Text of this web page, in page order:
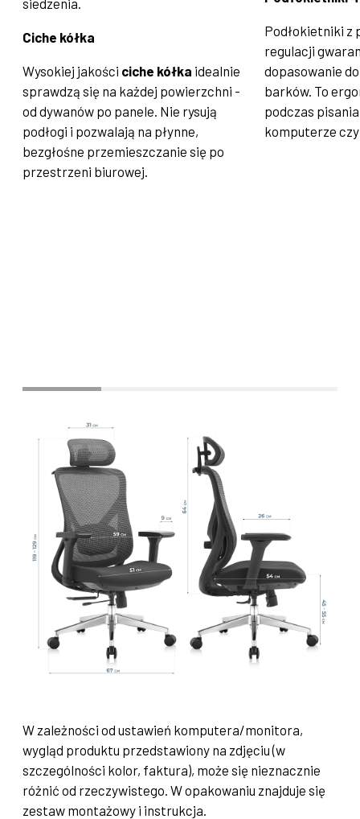
Ciche kółka
Wysokiej jakości ciche kółka idealnie
sprawdzą się na każdej powierzchni -
od dywanów po panele. Nie rysują
podłogi i pozwalają na płynne,
bezgłośne przemieszczanie się po
przestrzeni biurowej.
Podłokietniki z
regulacji
dopasowanie
barków. To
podczas
komputerze
W zależności od ustawień komputera/monitora,
wygląd produktu przedstawiony na zdjęciu (w
szczególności kolor, faktura), może się nieznacznie
różnić od rzeczywistego. W opakowaniu znajduje się
zestaw montażowy i instrukcja.